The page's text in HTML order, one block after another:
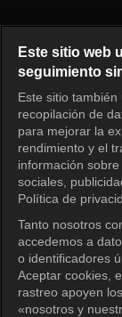
Este sitio web
seguimiento
Este sitio también
recopilación de
para mejorar la
rendimiento y el
información
sociales,
Política de
Tanto nosotros
accedemos a
o identificadores
Aceptar cookies,
rastreo apoyen
«nosotros y